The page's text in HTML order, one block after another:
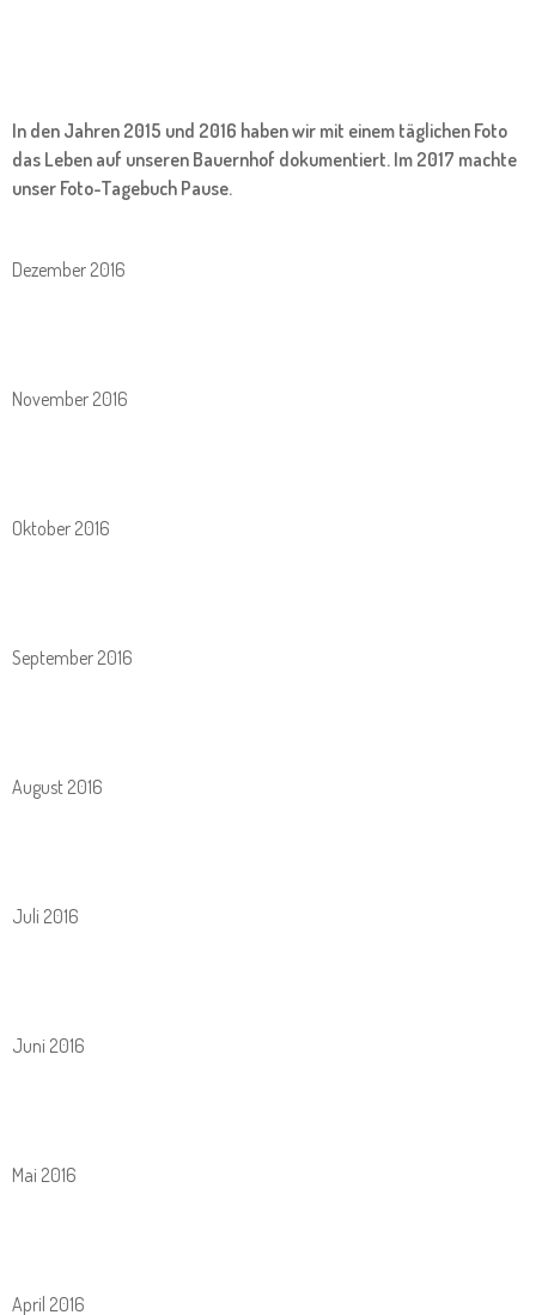
In den Jahren 2015 und 2016 haben wir mit einem täglichen Foto
das Leben auf unseren Bauernhof dokumentiert. Im 2017 machte
unser Foto-Tagebuch Pause.
Dezember 2016
November 2016
Oktober 2016
September 2016
August 2016
Juli 2016
Juni 2016
Mai 2016
April 2016